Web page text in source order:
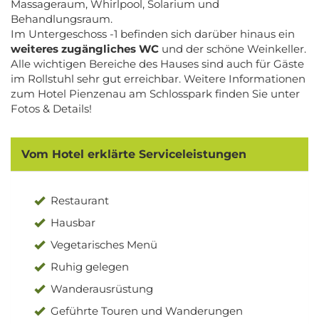
Massageraum, Whirlpool, Solarium und
Behandlungsraum.
Im Untergeschoss -1 befinden sich darüber hinaus ein
weiteres zugängliches WC und der schöne Weinkeller.
Alle wichtigen Bereiche des Hauses sind auch für Gäste
im Rollstuhl sehr gut erreichbar. Weitere Informationen
zum Hotel Pienzenau am Schlosspark finden Sie unter
Fotos & Details!
Vom Hotel erklärte Serviceleistungen
Restaurant
Hausbar
Vegetarisches Menü
Ruhig gelegen
Wanderausrüstung
Geführte Touren und Wanderungen